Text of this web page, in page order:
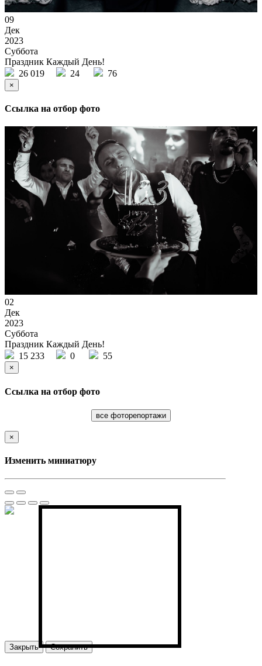
09
Дек
2023
Суббота
Праздник Каждый День!
26 019
24 76
×
Ссылка на отбор фото
02
Дек
2023
Суббота
Праздник Каждый День!
15 233
0 55
×
Ссылка на отбор фото
все фоторепортажи
×
Изменить миниатюру
Закрыть Сохранить